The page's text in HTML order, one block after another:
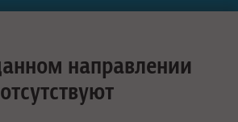
направлении
отсутствуют